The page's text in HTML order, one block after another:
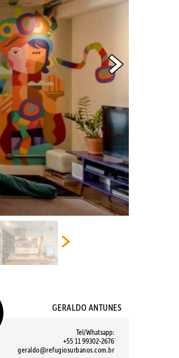
GERALDO ANTUNES
Tel/Whatsapp:
+55 11 99302-2676
geraldo@refugiosurbanos.com.br